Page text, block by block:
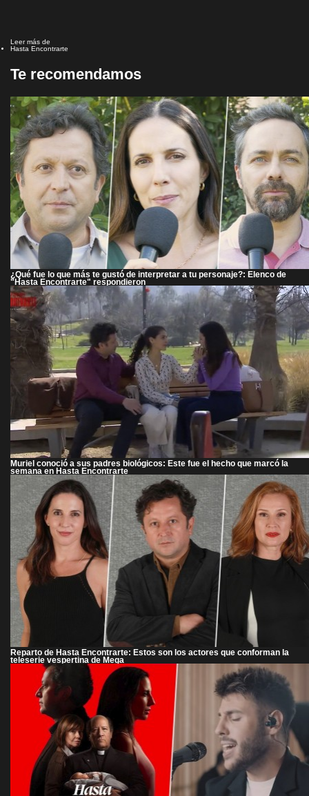
Leer más de
Hasta Encontrarte
Te recomendamos
¿Qué fue lo que más te gustó de interpretar a tu personaje?: Elenco de
"Hasta Encontrarte" respondieron
Muriel conoció a sus padres biológicos: Este fue el hecho que marcó la
semana en Hasta Encontrarte
Reparto de Hasta Encontrarte: Estos son los actores que conforman la
teleserie vespertina de Mega